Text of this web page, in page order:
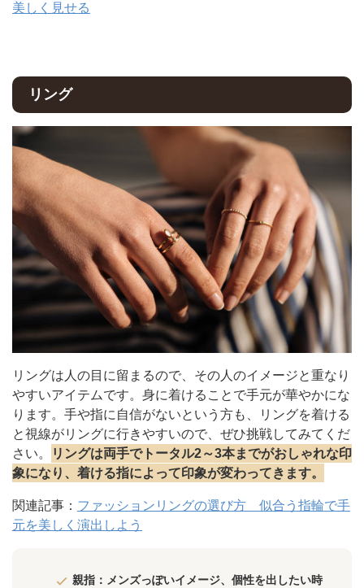
美しく見せる
リング
リングは人の目に留まるので、その人のイメージと重なり
やすいアイテムです。身に着けることで手元が華やかにな
ります。手や指に自信がないという方も、リングを着ける
と視線がリングに行きやすいので、ぜひ挑戦してみてくだ
さい。
リングは両手でトータル2～3本までがおしゃれな印
象になり、着ける指によって印象が変わってきます。
関連記事： ファッションリングの選び方 似合う指輪で手
元を美しく演出しよう
親指：メンズっぽいイメージ、個性を出したい時